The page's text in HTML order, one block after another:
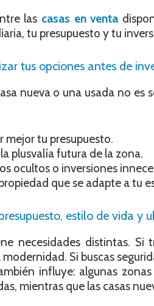
las casas en venta
tu presupuesto y tu
tus opciones antes de
nueva o una usada no
mejor tu presupuesto.
plusvalía futura de la zona.
ocultos o inversiones
que se adapte a tu
estilo de vida y
necesidades distintas.
Si buscas
influye: algunas
mientras que las casas